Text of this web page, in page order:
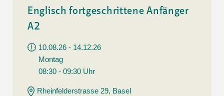
Englisch fortgeschrittene Anfänger
A2
10.08.26 - 14.12.26
Montag
08:30 - 09:30 Uhr
Rheinfelderstrasse 29, Basel